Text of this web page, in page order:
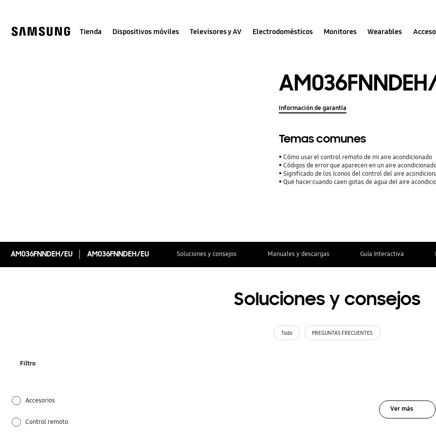
Tienda Dispositivos móviles Televisores y AV Electrodomésticos Monitores Wearables
Información de garantía
Temas comunes
Cómo usar el control remoto de mi aire acondicionado
Códigos de error que aparecen en un aire
Significado de los íconos del control del aire
Qué hacer cuando caen gotas de agua del aire
AM036FNNDEH/EU AM036FNNDEH/EU Soluciones y consejos Manuales y descargas Guía Interactiva
Soluciones y consejos
Todo PREGUNTAS FRECUENTES
Filtro
Accesorios
Control remoto
Ver más